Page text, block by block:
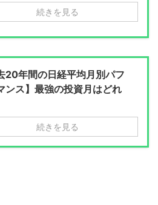
続きを見る
20年間の日経平均月別パフ
ンス】最強の投資月はどれ
続きを見る